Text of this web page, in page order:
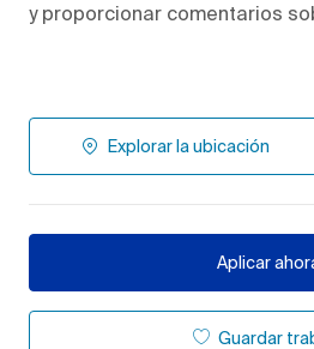
y proporcionar comentarios
Explorar la ubicación
Aplicar
Guardar